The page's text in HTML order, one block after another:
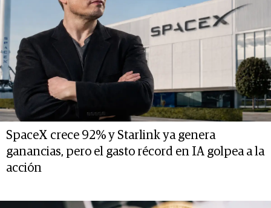
SpaceX crece 92% y Starlink ya genera
ganancias, pero el gasto récord en IA golpea a la
acción